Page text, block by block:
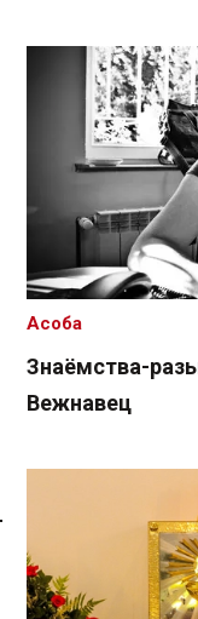
Спасылка без
Знаёмства-
Вежнавец
Асоба